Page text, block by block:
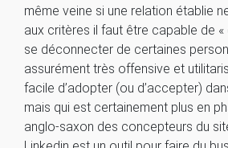
même veine si une relation établie
aux critères il faut être capable de «
se déconnecter de certaines
assurément très offensive et
facile d’adopter (ou d’accepter)
mais qui est certainement plus en
anglo-saxon des concepteurs du